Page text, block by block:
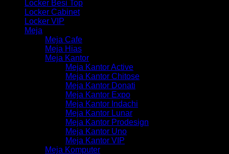
Locker Besi Top
Locker Cabinet
Locker VIP
Meja
Meja Cafe
Meja Hias
Meja Kantor
Meja Kantor Active
Meja Kantor Chitose
Meja Kantor Donati
Meja Kantor Expo
Meja Kantor Indachi
Meja Kantor Lunar
Meja Kantor Prodesign
Meja Kantor Uno
Meja Kantor VIP
Meja Komputer